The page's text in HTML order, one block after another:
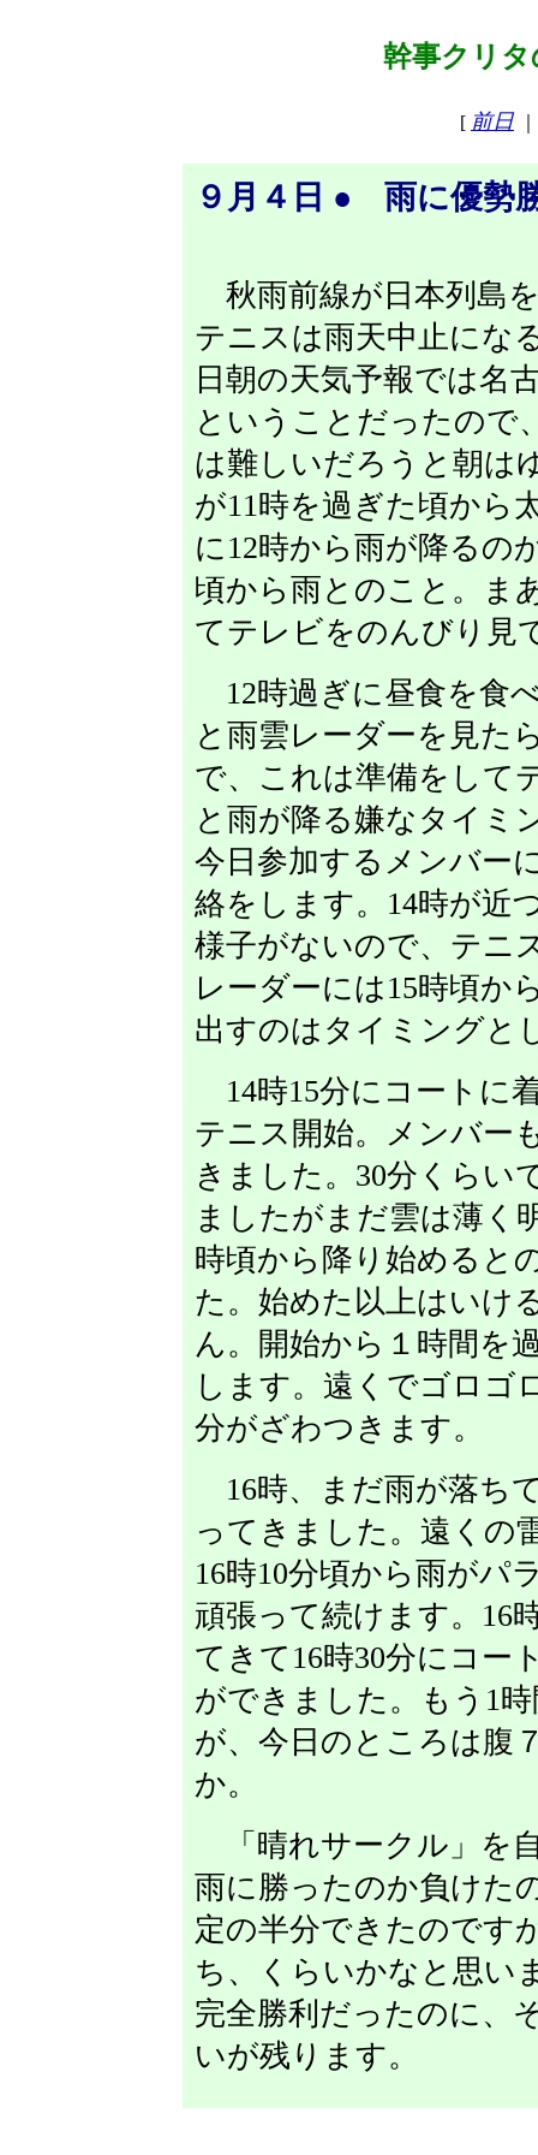
幹事クリタ
[ 前日
９月４日 ● 雨に優勢
秋雨前線が日本列島
テニスは雨天中止にな
日朝の天気予報では名
ということだったので
は難しいだろうと朝は
が11時を過ぎた頃から
に12時から雨が降るの
頃から雨とのこと。ま
てテレビをのんびり見
12時過ぎに昼食を食
と雨雲レーダーを見た
で、これは準備をして
と雨が降る嫌なタイミ
今日参加するメンバー
絡をします。14時が近
様子がないので、テニ
レーダーには15時頃か
出すのはタイミングと
14時15分にコートに
テニス開始。メンバー
きました。30分くらい
ましたがまだ雲は薄く
時頃から降り始めると
た。始めた以上はいけ
ん。開始から１時間を
します。遠くでゴロゴ
分がざわつきます。
16時、まだ雨が落ち
ってきました。遠くの
16時10分頃から雨がパ
頑張って続けます。16
てきて16時30分にコー
ができました。もう1
が、今日のところは腹
か。
「晴れサークル」を
雨に勝ったのか負けた
定の半分できたのです
ち、くらいかなと思い
完全勝利だったのに、
いが残ります。